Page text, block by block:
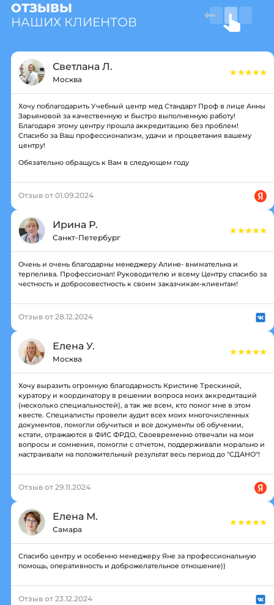
ОТЗЫВЫ
НАШИХ КЛИЕНТОВ
Светлана Л.
Москва
Хочу поблагодарить Учебный центр мед Стандарт Проф в лице Анны
Зарьяновой за качественную и быстро выполненную работу!
Благодаря этому центру прошла аккредитацию без проблем!
Спасибо за Ваш профессионализм, удачи и процветания вашему
центру!
Обязательно обращусь к Вам в следующем году
Отзыв от 01.09.2024
Ирина Р.
Санкт-Петербург
Очень и очень благодарны менеджеру Алине- внимательна и
терпелива. Профессионал! Руководителю и всему Центру спасибо за
честность и добросовестность к своим заказчикам-клиентам!
Отзыв от 28.12.2024
Елена У.
Москва
Хочу выразить огромную благодарность Кристине Трескиной,
куратору и координатору в решении вопроса моих аккредитаций
(несколько специальностей), а так же всем, кто помог мне в этом
квесте. Специалисты провели аудит всех моих многочисленных
документов, помогли обучиться и все документы об обучении,
кстати, отражаются в ФИС ФРДО, Своевременно отвечали на мои
вопросы и сомнения, помогли с отчетом, поддерживали морально и
настраивали на положительный результат весь период до "СДАНО"!
Отзыв от 29.11.2024
Елена М.
Самара
Спасибо центру и особенно менеджеру Яне за профессиональную
помощь, оперативность и доброжелательное отношение))
Отзыв от 23.12.2024